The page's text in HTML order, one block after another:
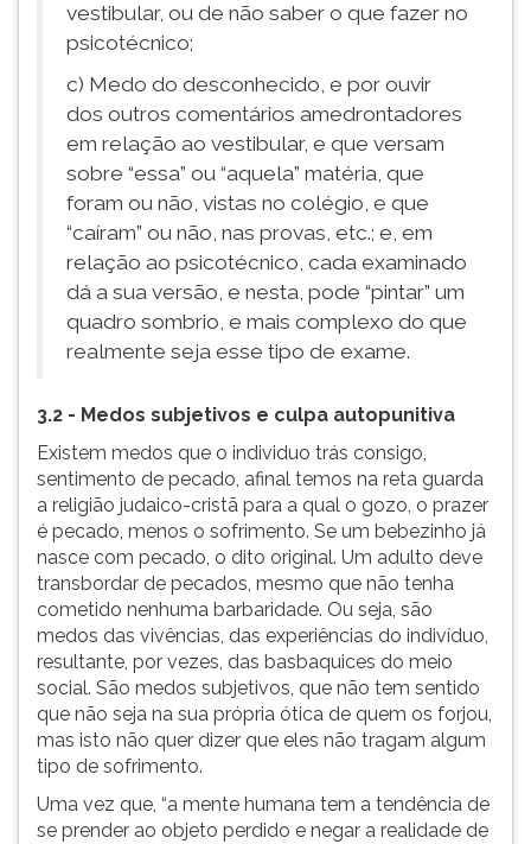
vestibular, ou de não saber o que fazer no
psicotécnico;
c) Medo do desconhecido, e por ouvir
dos outros comentários amedrontadores
em relação ao vestibular, e que versam
sobre “essa” ou “aquela” matéria, que
foram ou não, vistas no colégio, e que
“caíram” ou não, nas provas, etc.; e, em
relação ao psicotécnico, cada examinado
dá a sua versão, e nesta, pode “pintar” um
quadro sombrio, e mais complexo do que
realmente seja esse tipo de exame.
3.2 - Medos subjetivos e culpa autopunitiva
Existem medos que o individuo trás consigo,
sentimento de pecado, afinal temos na reta guarda
a religião judaico-cristã para a qual o gozo, o prazer
é pecado, menos o sofrimento. Se um bebezinho já
nasce com pecado, o dito original. Um adulto deve
transbordar de pecados, mesmo que não tenha
cometido nenhuma barbaridade. Ou seja, são
medos das vivências, das experiências do indivíduo,
resultante, por vezes, das basbaquices do meio
social. São medos subjetivos, que não tem sentido
que não seja na sua própria ótica de quem os forjou,
mas isto não quer dizer que eles não tragam algum
tipo de sofrimento.
Uma vez que, “a mente humana tem a tendência de
se prender ao objeto perdido e negar a realidade de